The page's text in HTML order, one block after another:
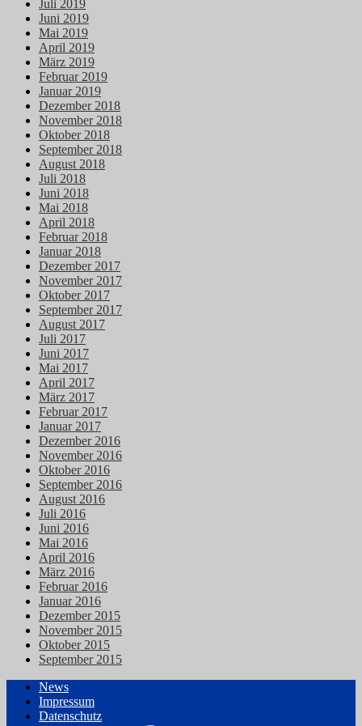
Juli 2019
Juni 2019
Mai 2019
April 2019
März 2019
Februar 2019
Januar 2019
Dezember 2018
November 2018
Oktober 2018
September 2018
August 2018
Juli 2018
Juni 2018
Mai 2018
April 2018
Februar 2018
Januar 2018
Dezember 2017
November 2017
Oktober 2017
September 2017
August 2017
Juli 2017
Juni 2017
Mai 2017
April 2017
März 2017
Februar 2017
Januar 2017
Dezember 2016
November 2016
Oktober 2016
September 2016
August 2016
Juli 2016
Juni 2016
Mai 2016
April 2016
März 2016
Februar 2016
Januar 2016
Dezember 2015
November 2015
Oktober 2015
September 2015
News
Impressum
Datenschutz